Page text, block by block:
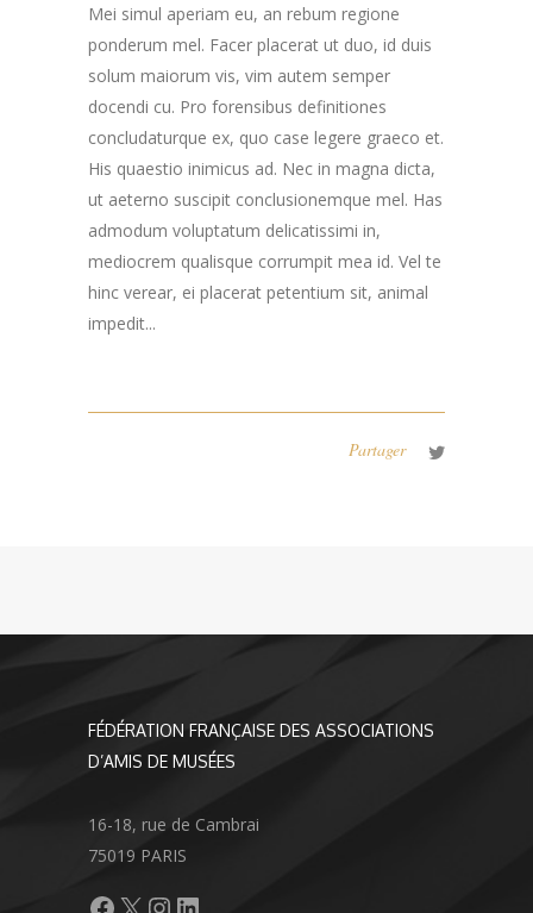
Mei simul aperiam eu, an rebum regione
ponderum mel. Facer placerat ut duo, id duis
solum maiorum vis, vim autem semper
docendi cu. Pro forensibus definitiones
concludaturque ex, quo case legere graeco et.
His quaestio inimicus ad. Nec in magna dicta,
ut aeterno suscipit conclusionemque mel. Has
admodum voluptatum delicatissimi in,
mediocrem qualisque corrumpit mea id. Vel te
hinc verear, ei placerat petentium sit, animal
impedit...
Partager
FÉDÉRATION FRANÇAISE DES ASSOCIATIONS
D’AMIS DE MUSÉES
16-18, rue de Cambrai
75019 PARIS